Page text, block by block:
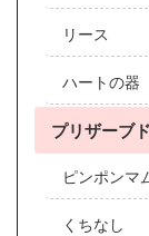
リース
ハートの器
プリザーブ
ピンポンマ
くちなし